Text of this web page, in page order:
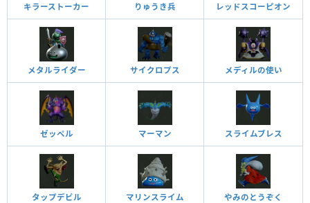
キラーストーカー りゅうき兵 レッドスコーピオン
メタルライダー サイクロプス メディルの使い
ゼッペル マーマン スライムブレス
タップデビル マリンスライム やみのとうぞく